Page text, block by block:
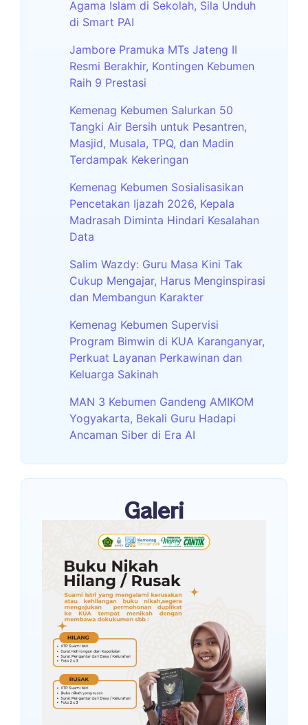
Agama Islam di Sekolah, Sila Unduh
di Smart PAI
Jambore Pramuka MTs Jateng II
Resmi Berakhir, Kontingen Kebumen
Raih 9 Prestasi
Kemenag Kebumen Salurkan 50
Tangki Air Bersih untuk Pesantren,
Masjid, Musala, TPQ, dan Madin
Terdampak Kekeringan
Kemenag Kebumen Sosialisasikan
Pencetakan Ijazah 2026, Kepala
Madrasah Diminta Hindari Kesalahan
Data
Salim Wazdy: Guru Masa Kini Tak
Cukup Mengajar, Harus Menginspirasi
dan Membangun Karakter
Kemenag Kebumen Supervisi
Program Bimwin di KUA Karanganyar,
Perkuat Layanan Perkawinan dan
Keluarga Sakinah
MAN 3 Kebumen Gandeng AMIKOM
Yogyakarta, Bekali Guru Hadapi
Ancaman Siber di Era AI
Galeri